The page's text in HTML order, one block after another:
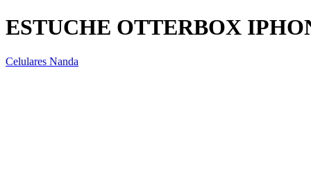
ESTUCHE OTTERBOX
Celulares Nanda